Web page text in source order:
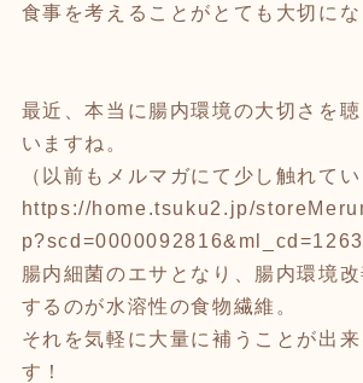
食事を考えることがとても大切にな
最近、本当に腸内環境の大切さを
いますね。
（以前もメルマガにて少し触れてい
https://home.tsuku2.jp/
腸内細菌のエサとなり、腸内環境
するのが水溶性の食物繊維。
それを気軽に大量に補うことが出
す！